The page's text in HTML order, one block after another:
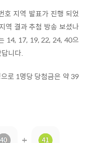
지역 발표가 진행 되었
역 결과 추첨 방송 보셨나
14, 17, 19, 22, 24, 40으
니다.
로 1명당 당첨금은 약 39